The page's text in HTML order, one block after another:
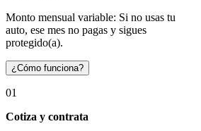
Monto mensual variable: Si no usas tu
auto, ese mes no pagas y sigues
protegido(a).
¿Cómo funciona?
01
Cotiza y contrata